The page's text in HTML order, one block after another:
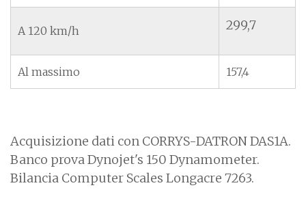
A 120 km/h 299,7
Al massimo 157,4
Acquisizione dati con CORRYS-DATRON DAS1A.
Banco prova Dynojet's 150 Dynamometer.
Bilancia Computer Scales Longacre 7263.